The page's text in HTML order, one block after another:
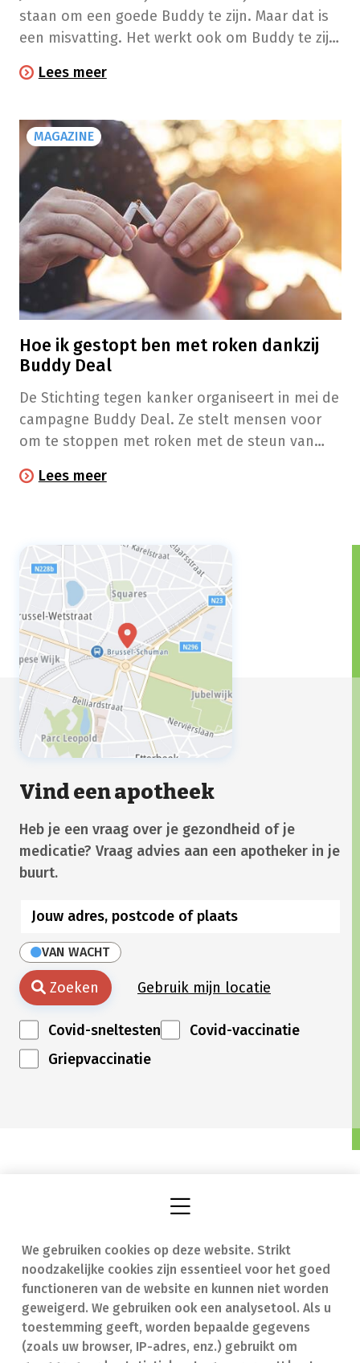
We gebruiken cookies op deze website. Strikt
noodzakelijke cookies zijn essentieel voor het goed
functioneren van de website en kunnen niet worden
geweigerd. We gebruiken ook een analysetool. Als u
toestemming geeft, worden bepaalde gegevens
(zoals uw browser, IP-adres, enz.) gebruikt om
staan om een goede Buddy te zijn. Maar dat is
een misvatting. Het werkt ook om Buddy te zijn
kent. En het is een win-winsituatie want de
smeedt, zijn van onschatbare waarde. Maar wat
houdt het juist in om een goede Buddy zijn?
Een getuigenis.
Lees meer
MAGAZINE
Hoe ik gestopt ben met roken dankzij
Buddy Deal
De Stichting tegen kanker organiseert in mei de
campagne Buddy Deal. Ze stelt mensen voor
om te stoppen met roken met de steun van
schreef Sebastiaan zich met zijn Buddy Clara. In
Lees meer
Vind een apotheek
Heb je een vraag over je gezondheid of je
medicatie? Vraag advies aan een apotheker in je
buurt.
VAN WACHT
Zoeken Gebruik mijn locatie
Covid-sneltesten
Covid-vaccinatie
Griepvaccinatie
Vind een apotheek
Onze expertise
Ziekten
Geneesmiddelen
In geval van nood
Contact
Veelgestelde vragen
(FAQ)